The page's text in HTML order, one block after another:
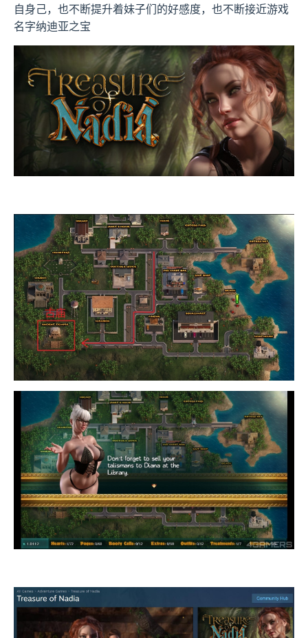
自身己，也不断提升着妹子们的好感度，也不断接近游戏
名字纳迪亚之宝